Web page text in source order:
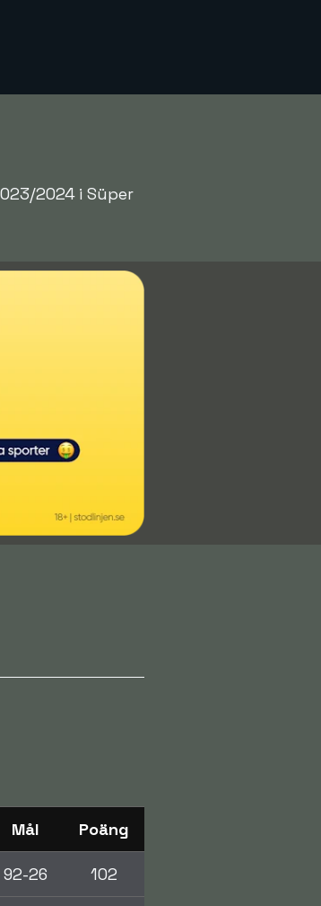
2024 i Süper
Mål Poäng
92-26 102